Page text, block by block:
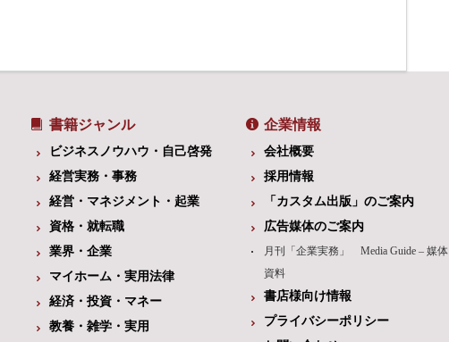
書籍ジャンル
ビジネスノウハウ・自己啓発
経営実務・事務
経営・マネジメント・起業
資格・就転職
業界・企業
マイホーム・実用法律
経済・投資・マネー
教養・雑学・実用
企業情報
会社概要
採用情報
「カスタム出版」のご案内
広告媒体のご案内
月刊「企業実務」 Media Guide – 媒体
資料
書店様向け情報
プライバシーポリシー